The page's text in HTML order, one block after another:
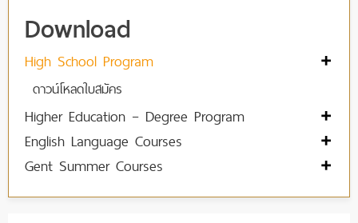
Download
High School Program
ดาวน์โหลดใบสมัคร
Higher Education – Degree Program
English Language Courses
Gent Summer Courses